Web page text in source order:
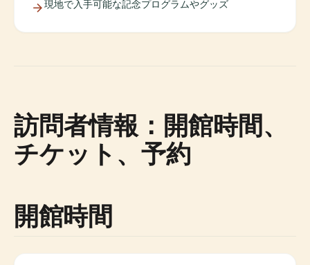
現地で入手可能な記念プログラムやグッズ
訪問者情報：開館時間、
チケット、予約
開館時間